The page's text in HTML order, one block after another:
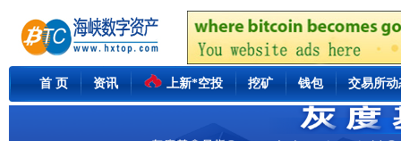
首 页 资讯 上新*空投 挖矿 钱包 交易所动